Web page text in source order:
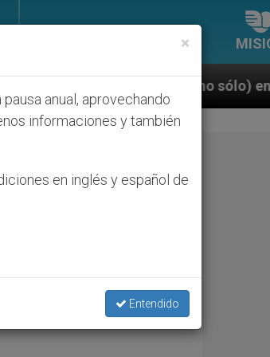
(y no sólo) en Tierra Santa
años
de la
×
anual, aprovechando
informaciones y también
en inglés y español de
Entendido